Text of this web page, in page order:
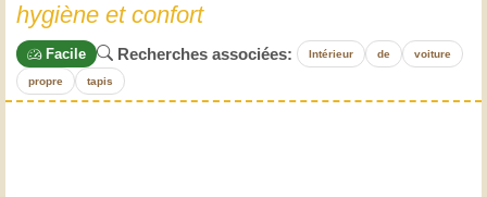
hygiène et confort
Facile Recherches associées: Intérieur de voiture
propre tapis